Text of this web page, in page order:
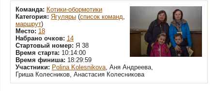
Команда: Котики-обормотики
Категория: Ягуляры (список команд,
маршрут)
Место: 18
Набрано очков: 14
Стартовый номер: Я 38
Время старта: 10:14:00
Время финиша: 18:29:59
Участники: Polina Kolesnikova, Аня Андреева,
Гриша Колесников, Анастасия Колесникова